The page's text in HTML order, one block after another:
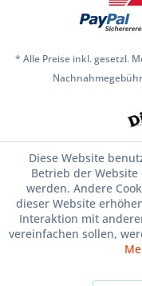
* Alle Preise inkl. gesetzl.
Diese Website
Betrieb der
werden. Andere
dieser Website
Interaktion mit
vereinfachen sollen,